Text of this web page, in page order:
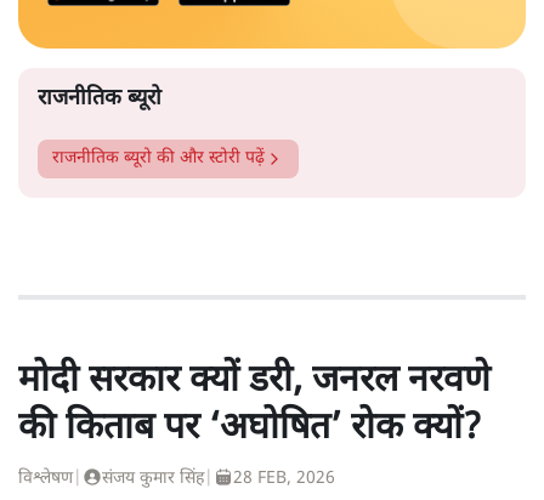
राजनीतिक ब्यूरो
राजनीतिक ब्यूरो की और स्टोरी पढ़ें
मोदी सरकार क्यों डरी, जनरल नरवणे
की किताब पर ‘अघोषित’ रोक क्यों?
विश्लेषण| संजय कुमार सिंह| 28 FEB, 2026